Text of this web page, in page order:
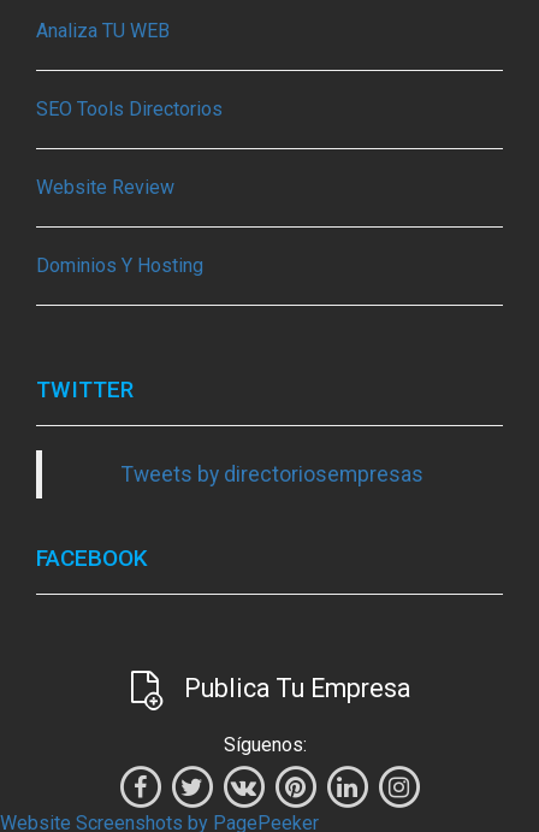
Analiza TU WEB
SEO Tools Directorios
Website Review
Dominios Y Hosting
TWITTER
Tweets by directoriosempresas
FACEBOOK
Publica Tu Empresa
Síguenos:
Website Screenshots by PagePeeker